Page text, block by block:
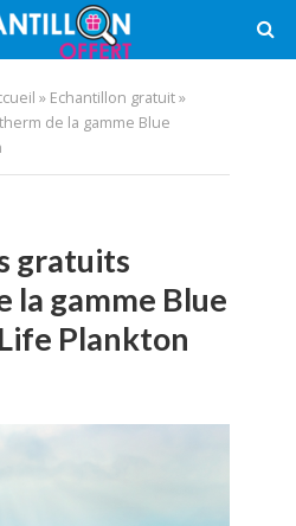
» Echantillon gratuit»
de la gamme Blue
gratuits
la gamme Blue
Plankton